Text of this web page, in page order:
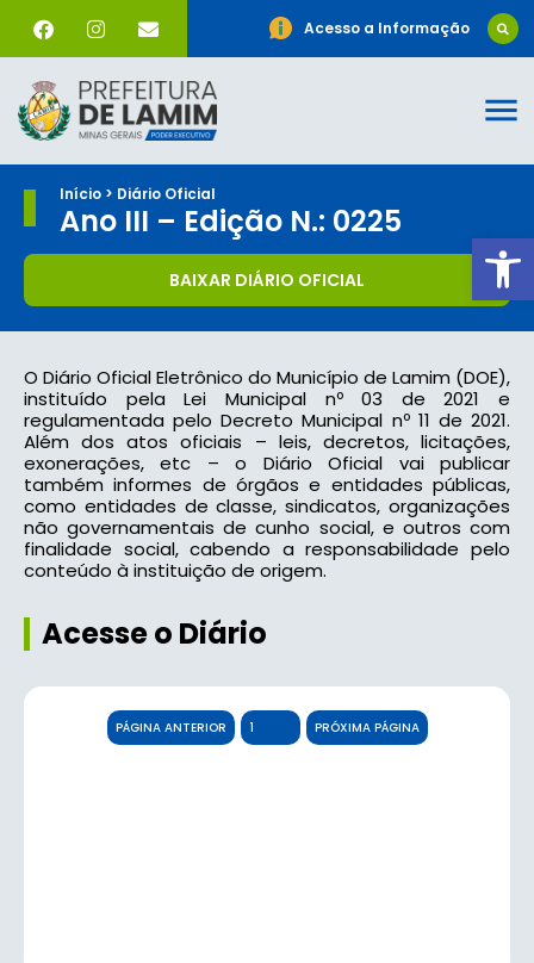
Acesso a Informação
Início > Diário Oficial
Ano III – Edição N.: 0225
BAIXAR DIÁRIO OFICIAL
O Diário Oficial Eletrônico do Município de Lamim (DOE),
instituído pela Lei Municipal nº 03 de 2021 e
regulamentada pelo Decreto Municipal nº 11 de 2021.
Além dos atos oficiais – leis, decretos, licitações,
exonerações, etc – o Diário Oficial vai publicar
também informes de órgãos e entidades públicas,
como entidades de classe, sindicatos, organizações
não governamentais de cunho social, e outros com
finalidade social, cabendo a responsabilidade pelo
conteúdo à instituição de origem.
Acesse o Diário
PÁGINA ANTERIOR PRÓXIMA PÁGINA